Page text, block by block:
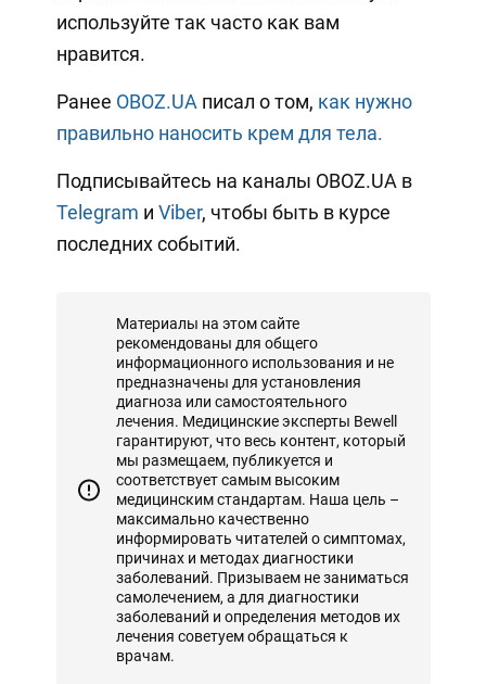
используйте так часто как вам
нравится.
Ранее OBOZ.UA писал о том, как нужно
правильно наносить крем для тела.
Подписывайтесь на каналы OBOZ.UA в
Telegram и Viber, чтобы быть в курсе
последних событий.
Материалы на этом сайте
рекомендованы для общего
информационного использования и не
предназначены для установления
диагноза или самостоятельного
лечения. Медицинские эксперты Bewell
гарантируют, что весь контент, который
мы размещаем, публикуется и
соответствует самым высоким
медицинским стандартам. Наша цель –
максимально качественно
информировать читателей о симптомах,
причинах и методах диагностики
заболеваний. Призываем не заниматься
самолечением, а для диагностики
заболеваний и определения методов их
лечения советуем обращаться к
врачам.